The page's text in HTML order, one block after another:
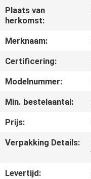
ONS
CONTACTEER
ONS
Plaats van
herkomst:
Merknaam:
Certificering:
Modelnummer:
Min. bestelaantal:
Prijs:
Verpakking Details:
Levertijd: